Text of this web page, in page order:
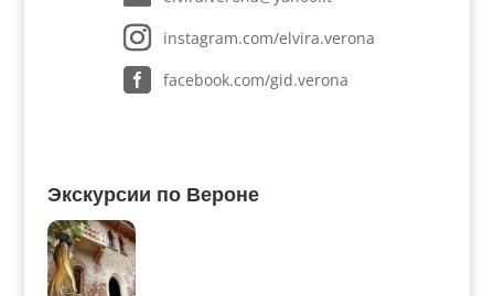
instagram.com/elvira.verona
facebook.com/gid.verona
Экскурсии по Вероне